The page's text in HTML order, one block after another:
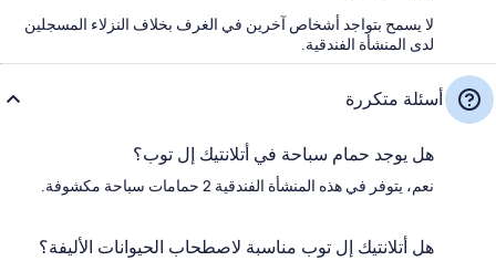
لا يسمح بتواجد أشخاص آخرين في الغرف بخلاف النزلاء المسجلين
لدى المنشأة الفندقية.
أسئلة متكررة
هل يوجد حمام سباحة في أتلانتيك إل توب؟
نعم، يتوفر في هذه المنشأة الفندقية 2 حمامات سباحة مكشوفة.
هل أتلانتيك إل توب مناسبة لاصطحاب الحيوانات الأليفة؟